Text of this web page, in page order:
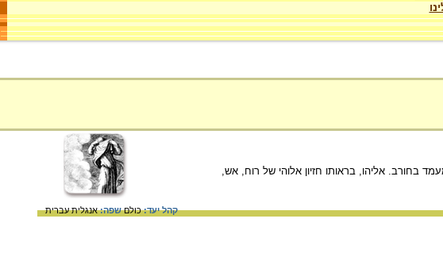
את ה' עובר על פני אליהו במעמד בחורב. אליהו, בראותו חזיון אלוהי של רוח, אש,
קהל יעד:כולםשפה:אנגלית עברית